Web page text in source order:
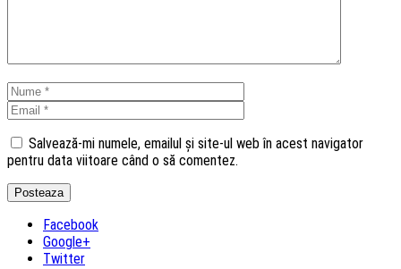
Salvează-mi numele, emailul și site-ul web în acest navigator
pentru data viitoare când o să comentez.
Facebook
Google+
Twitter